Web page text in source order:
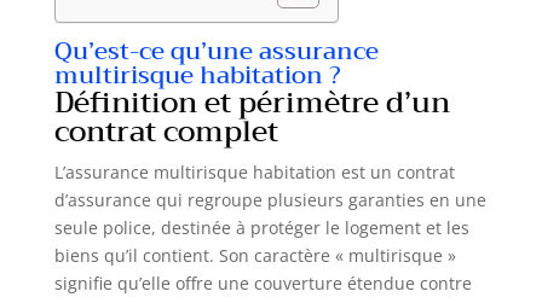
Qu’est-ce qu’une assurance
multirisque habitation ?
Définition et périmètre d’un
contrat complet
L’assurance multirisque habitation est un contrat
d’assurance qui regroupe plusieurs garanties en une
seule police, destinée à protéger le logement et les
biens qu’il contient. Son caractère « multirisque »
signifie qu’elle offre une couverture étendue contre